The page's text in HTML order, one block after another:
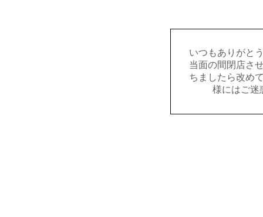
いつもありがと
当面の間閉店さ
ちましたら改め
様にはご迷